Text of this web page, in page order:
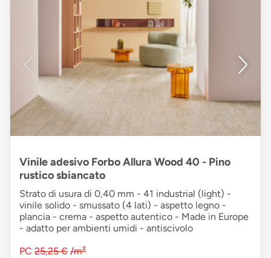
Vinile adesivo Forbo Allura Wood 40 - Pino
rustico sbiancato
Strato di usura di 0,40 mm - 41 industrial (light) -
vinile solido - smussato (4 lati) - aspetto legno -
plancia - crema - aspetto autentico - Made in Europe
- adatto per ambienti umidi - antiscivolo
PC 25,25 € /m²